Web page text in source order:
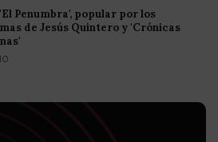
Penumbra', popular por los
de Jesús Quintero y 'Crónicas